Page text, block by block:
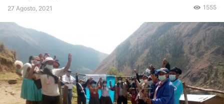
27 Agosto, 2021 1555